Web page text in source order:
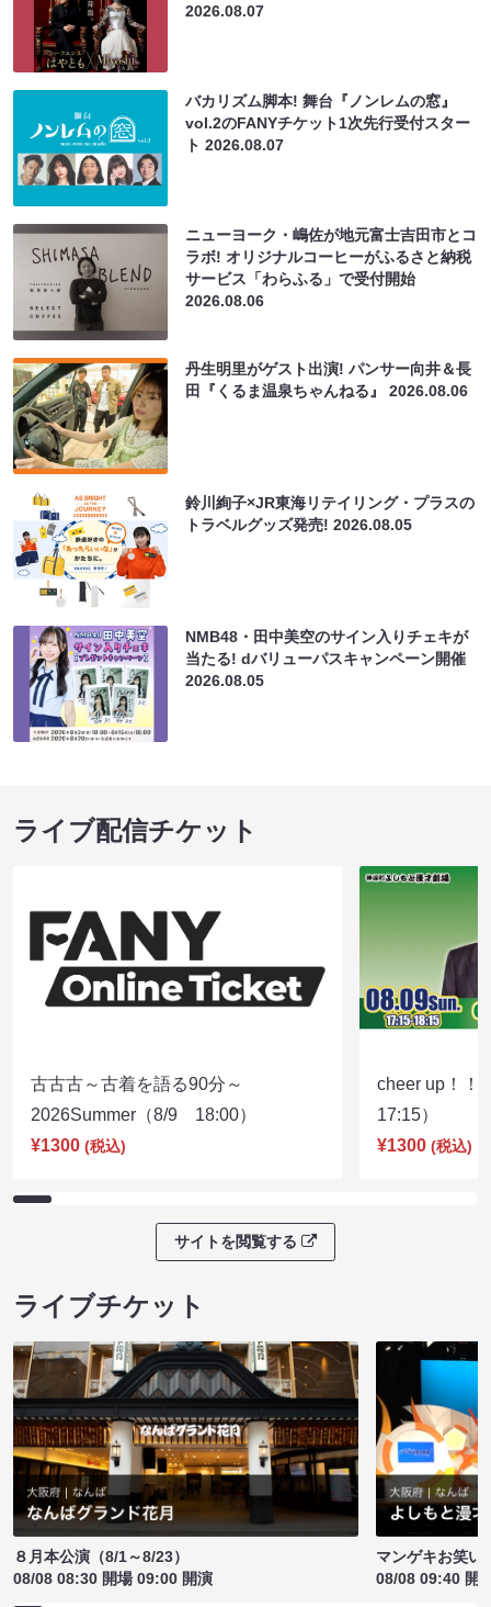
2026.08.07
バカリズム脚本! 舞台『ノンレムの窓』
vol.2のFANYチケット1次先行受付スター
ト2026.08.07
ニューヨーク・嶋佐が地元富士吉田市とコ
ラボ! オリジナルコーヒーがふるさと納税
サービス「わらふる」で受付開始
2026.08.06
丹生明里がゲスト出演! パンサー向井＆長
田『くるま温泉ちゃんねる』2026.08.06
鈴川絢子×JR東海リテイリング・プラスの
トラベルグッズ発売!2026.08.05
NMB48・田中美空のサイン入りチェキが
当たる! dバリューパスキャンペーン開催
2026.08.05
ライブ配信チケット
古古古～古着を語る90分～
2026Summer（8/9 18:00）
¥1300 (税込)
cheer up！
17:15）
¥1300 (税込)
サイトを閲覧する
ライブチケット
８月本公演（8/1～8/23）
08/08 08:30 開場 09:00 開演
マンゲキお笑い
08/08 09:40 開